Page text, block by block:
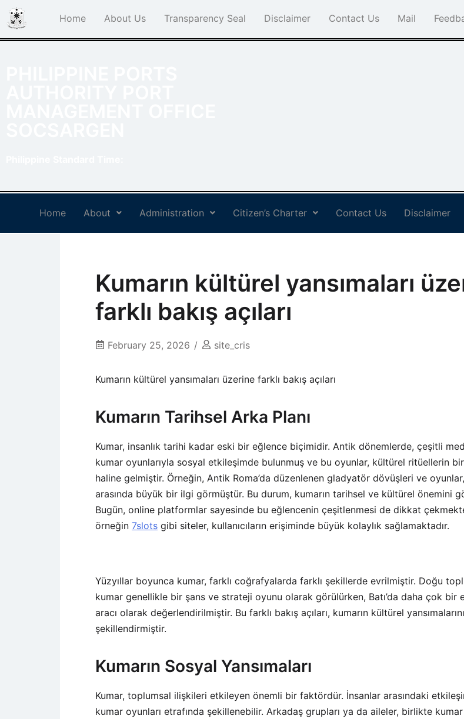
Home About Us Transparency Seal Disclaimer Contact Us Mail
Home About Administration Citizen’s Charter Contact Us Disclaimer
Kumarın kültürel yansımaları
farklı bakış açıları
February 25, 2026 site_cris
Kumarın kültürel yansımaları üzerine farklı bakış açıları
Kumarın Tarihsel Arka Planı
Kumar, insanlık tarihi kadar eski bir eğlence biçimidir. Antik dönemlerde, çeşitli
kumar oyunlarıyla sosyal etkileşimde bulunmuş ve bu oyunlar, kültürel ritüellerin bir
haline gelmiştir. Örneğin, Antik Roma’da düzenlenen gladyatör dövüşleri ve
arasında büyük bir ilgi görmüştür. Bu durum, kumarın tarihsel ve kültürel önemini
Bugün, online platformlar sayesinde bu eğlencenin çeşitlenmesi de dikkat
örneğin 7slots gibi siteler, kullanıcıların erişiminde büyük kolaylık sağlamaktadır.
Yüzyıllar boyunca kumar, farklı coğrafyalarda farklı şekillerde evrilmiştir. Doğu
kumar genellikle bir şans ve strateji oyunu olarak görülürken, Batı’da daha çok bir
aracı olarak değerlendirilmiştir. Bu farklı bakış açıları, kumarın kültürel yansımalarını
şekillendirmiştir.
Kumarın Sosyal Yansımaları
Kumar, toplumsal ilişkileri etkileyen önemli bir faktördür. İnsanlar arasındaki
kumar oyunları etrafında şekillenebilir. Arkadaş grupları ya da aileler, birlikte kumar